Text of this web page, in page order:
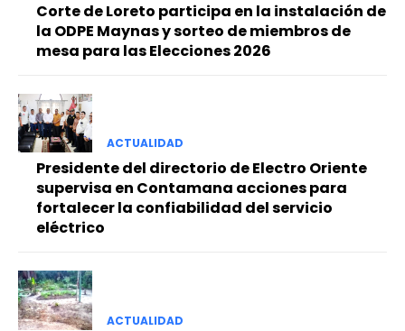
Corte de Loreto participa en la instalación de
la ODPE Maynas y sorteo de miembros de
mesa para las Elecciones 2026
ACTUALIDAD
Presidente del directorio de Electro Oriente
supervisa en Contamana acciones para
fortalecer la confiabilidad del servicio
eléctrico
ACTUALIDAD